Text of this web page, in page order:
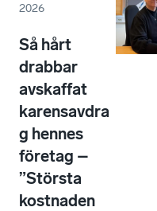
2026
Så hårt
drabbar
avskaffat
karensavdra
g hennes
företag –
”Största
kostnaden